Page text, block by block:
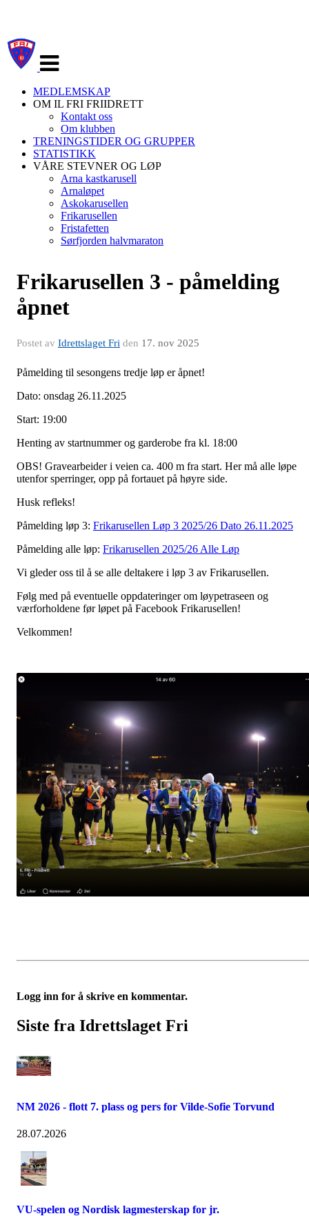
navigasjon
MEDLEMSKAP
OM IL FRI FRIIDRETT
Kontakt oss
Om klubben
TRENINGSTIDER OG GRUPPER
STATISTIKK
VÅRE STEVNER OG LØP
Arna kastkarusell
Arnaløpet
Askokarusellen
Frikarusellen
Fristafetten
Sørfjorden halvmaraton
Frikarusellen 3 - påmelding
åpnet
Postet av Idrettslaget Fri den 17. nov 2025
Påmelding til sesongens tredje løp er åpnet!
Dato: onsdag 26.11.2025
Start: 19:00
Henting av startnummer og garderobe fra kl. 18:00
OBS! Gravearbeider i veien ca. 400 m fra start. Her må alle løpe
utenfor sperringer, opp på fortauet på høyre side.
Husk refleks!
Påmelding løp 3: Frikarusellen Løp 3 2025/26 Dato 26.11.2025
Påmelding alle løp: Frikarusellen 2025/26 Alle Løp
Vi gleder oss til å se alle deltakere i løp 3 av Frikarusellen.
Følg med på eventuelle oppdateringer om løypetraseen og
værforholdene før løpet på Facebook Frikarusellen!
Velkommen!
Logg inn for å skrive en kommentar.
Siste fra Idrettslaget Fri
NM 2026 - flott 7. plass og pers for Vilde-Sofie Torvund
28.07.2026
VU-spelen og Nordisk lagmesterskap for jr.